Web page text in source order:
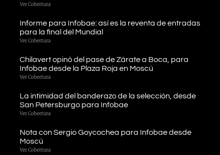
Ver Cobertura
Informe para Infobae: así es la reventa de entradas
para la final del Mundial
Ver Cobertura
Chilavert opinó del pase de Zárate a Boca, para
Infobae desde la Plaza Roja en Moscú
Ver Cobertura
La intimidad del banderazo de la selección, desde
San Petersburgo para Infobae
Ver Cobertura
Nota con Sergio Goycochea para Infobae desde
Moscú
Ver Cobertura